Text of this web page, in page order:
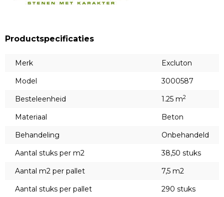
Productspecificaties
Merk
Excluton
Model
3000587
Besteleenheid
1.25 m2
Materiaal
Beton
Behandeling
Onbehandeld
Aantal stuks per m2
38,50 stuks
Aantal m2 per pallet
7,5 m2
Aantal stuks per pallet
290 stuks